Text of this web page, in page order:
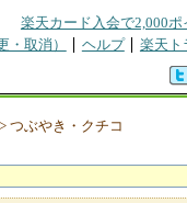
楽天カード入会で2,000ポ
取消） ヘルプ 楽天ト
> つぶやき・クチコ